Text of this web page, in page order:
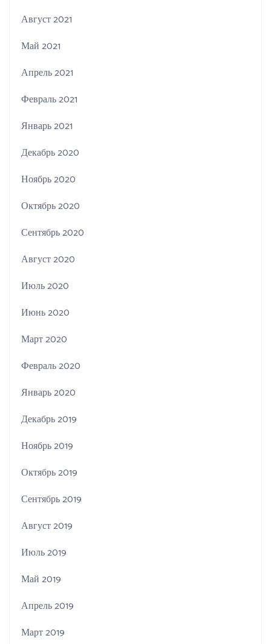
Август 2021
Май 2021
Апрель 2021
Февраль 2021
Январь 2021
Декабрь 2020
Ноябрь 2020
Октябрь 2020
Сентябрь 2020
Август 2020
Июль 2020
Июнь 2020
Март 2020
Февраль 2020
Январь 2020
Декабрь 2019
Ноябрь 2019
Октябрь 2019
Сентябрь 2019
Август 2019
Июль 2019
Май 2019
Апрель 2019
Март 2019